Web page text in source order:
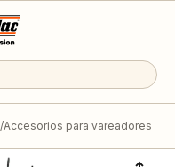
Accesorios para vareadores